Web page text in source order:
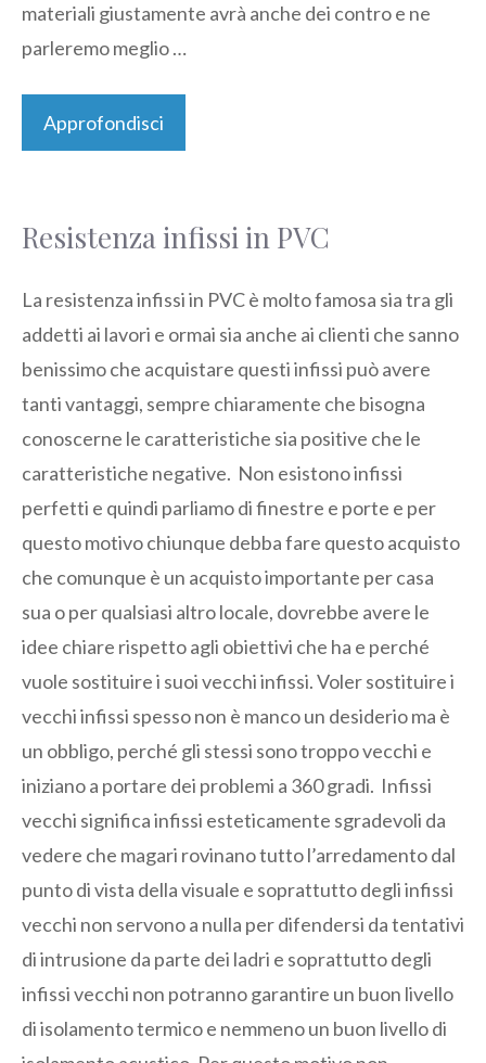
materiali giustamente avrà anche dei contro e ne
parleremo meglio …
Approfondisci
Resistenza infissi in PVC
La resistenza infissi in PVC è molto famosa sia tra gli
addetti ai lavori e ormai sia anche ai clienti che sanno
benissimo che acquistare questi infissi può avere
tanti vantaggi, sempre chiaramente che bisogna
conoscerne le caratteristiche sia positive che le
caratteristiche negative. Non esistono infissi
perfetti e quindi parliamo di finestre e porte e per
questo motivo chiunque debba fare questo acquisto
che comunque è un acquisto importante per casa
sua o per qualsiasi altro locale, dovrebbe avere le
idee chiare rispetto agli obiettivi che ha e perché
vuole sostituire i suoi vecchi infissi. Voler sostituire i
vecchi infissi spesso non è manco un desiderio ma è
un obbligo, perché gli stessi sono troppo vecchi e
iniziano a portare dei problemi a 360 gradi. Infissi
vecchi significa infissi esteticamente sgradevoli da
vedere che magari rovinano tutto l’arredamento dal
punto di vista della visuale e soprattutto degli infissi
vecchi non servono a nulla per difendersi da tentativi
di intrusione da parte dei ladri e soprattutto degli
infissi vecchi non potranno garantire un buon livello
di isolamento termico e nemmeno un buon livello di